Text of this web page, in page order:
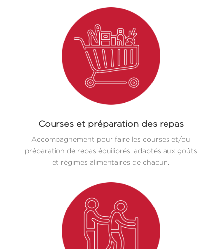
Courses et préparation des repas
Accompagnement pour faire les courses et/ou
préparation de repas équilibrés, adaptés aux goûts
et régimes alimentaires de chacun.